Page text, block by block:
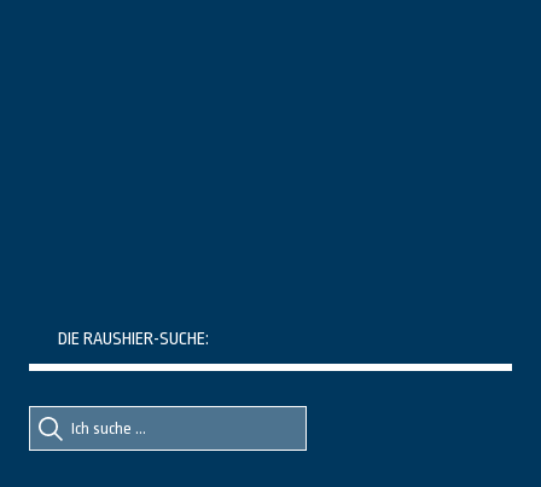
DIE RAUSHIER-SUCHE:
Suche
nach::
Suche
nach: